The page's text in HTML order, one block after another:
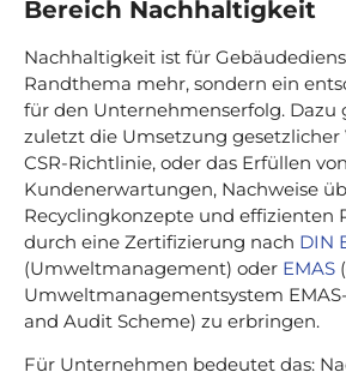
Bereich Nachhaltigkeit
Nachhaltigkeit ist für
Randthema mehr, sondern ein
für den Unternehmenserfolg. Dazu
zuletzt die Umsetzung gesetzlicher
CSR-Richtlinie, oder das Erfüllen von
Kundenerwartungen, Nachweise
Recyclingkonzepte und effizienten
durch eine Zertifizierung nach DIN
(Umweltmanagement) oder EMAS
Umweltmanagementsystem
and Audit Scheme) zu erbringen.
Für Unternehmen bedeutet das: